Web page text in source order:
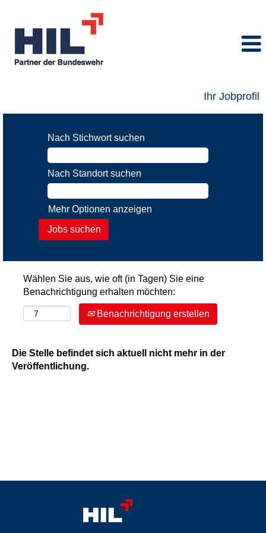
Ihr Jobprofil
Nach Stichwort suchen
Nach Standort suchen
Mehr Optionen anzeigen
Wählen Sie aus, wie oft (in Tagen) Sie eine
Benachrichtigung erhalten möchten:
Benachrichtigung erstellen
Die Stelle befindet sich aktuell nicht mehr in der
Veröffentlichung.